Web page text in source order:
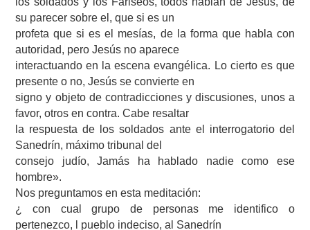
su parecer sobre el, que si es un
profeta que si es el mesías, de la forma que habla con
autoridad, pero Jesús no aparece
interactuando en la escena evangélica. Lo cierto es que
presente o no, Jesús se convierte en
signo y objeto de contradicciones y discusiones, unos a
favor, otros en contra. Cabe resaltar
la respuesta de los soldados ante el interrogatorio del
Sanedrín, máximo tribunal del
consejo judío, Jamás ha hablado nadie como ese
hombre».
Nos preguntamos en esta meditación:
¿ con cual grupo de personas me identifico o
pertenezco, l pueblo indeciso, al Sanedrín